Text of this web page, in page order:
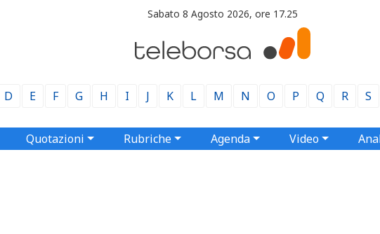
Sabato 8 Agosto 2026, ore 17.25
D E F G H I J K L M N O P Q R S
Quotazioni Rubriche Agenda Video